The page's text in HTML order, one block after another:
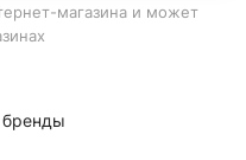
магазина и может